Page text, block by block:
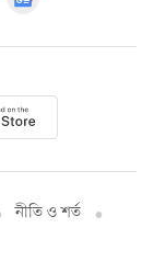
নীতি ও শর্ত